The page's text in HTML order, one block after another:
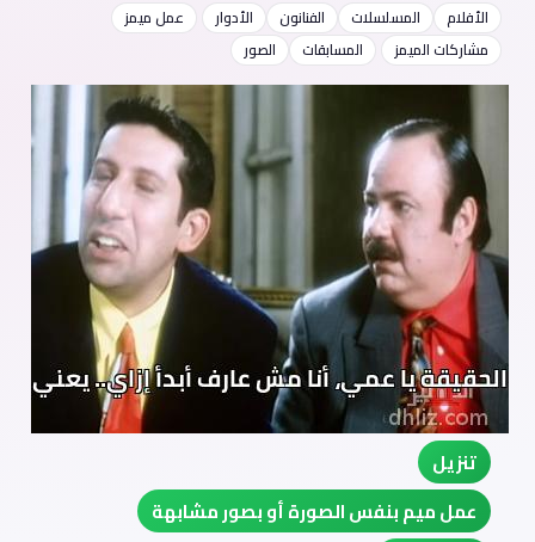
الأفلام المسلسلات الفنانون الأدوار
عمل ميمز
مشاركات الميمز
المسابقات الصور
تنزيل
عمل ميم بنفس الصورة أو بصور مشابهة